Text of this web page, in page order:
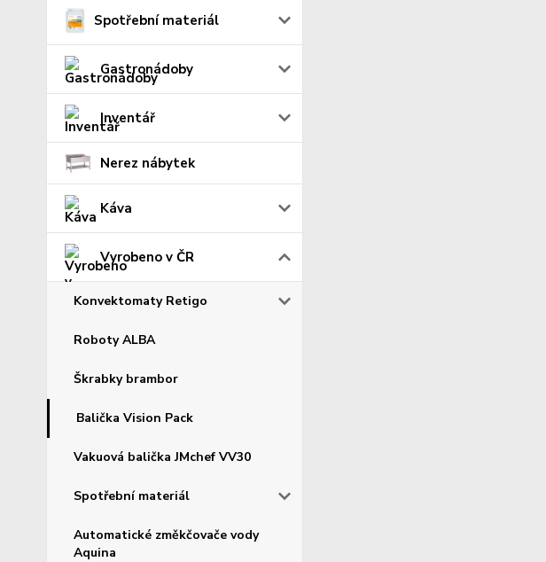
Spotřební materiál
Gastronádoby
Inventář
Nerez nábytek
Káva
Vyrobeno v ČR
Konvektomaty Retigo
Roboty ALBA
Škrabky brambor
Balička Vision Pack
Vakuová balička JMchef VV30
Spotřební materiál
Automatické změkčovače vody
Aquina